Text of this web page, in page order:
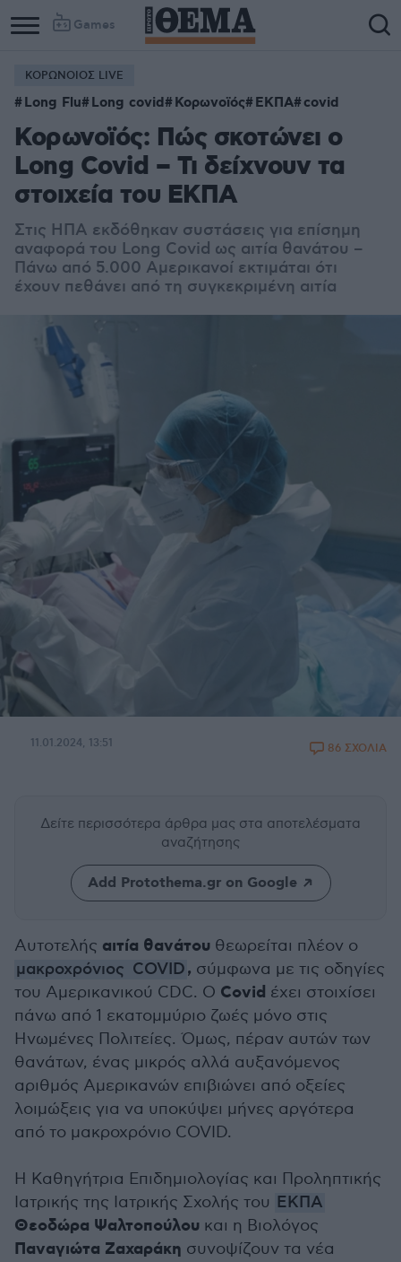
Games
ΚΟΡΩΝΟΙΟΣ LIVE
Long Flu Long covid Κορωνοϊός ΕΚΠΑ covid
Κορωνοϊός: Πώς σκοτώνει ο
Long Covid – Τι δείχνουν τα
στοιχεία του ΕΚΠΑ
Στις ΗΠΑ εκδόθηκαν συστάσεις για επίσημη
αναφορά του Long Covid ως αιτία θανάτου –
Πάνω από 5.000 Αμερικανοί εκτιμάται ότι
έχουν πεθάνει από τη συγκεκριμένη αιτία
11.01.2024, 13:51 86 ΣΧΟΛΙΑ
Δείτε περισσότερα άρθρα μας στα αποτελέσματα
αναζήτησης
Add Protothema.gr on Google
Αυτοτελής αιτία θανάτου θεωρείται πλέον ο
μακροχρόνιος COVID, σύμφωνα με τις οδηγίες
του Αμερικανικού CDC. Ο Covid έχει στοιχίσει
πάνω από 1 εκατομμύριο ζωές μόνο στις
Ηνωμένες Πολιτείες. Όμως, πέραν αυτών των
θανάτων, ένας μικρός αλλά αυξανόμενος
αριθμός Αμερικανών επιβιώνει από οξείες
λοιμώξεις για να υποκύψει μήνες αργότερα
από το μακροχρόνιο COVID.
Η Καθηγήτρια Επιδημιολογίας και Προληπτικής
Ιατρικής της Ιατρικής Σχολής του ΕΚΠΑ
Θεοδώρα Ψαλτοπούλου και η Βιολόγος
Παναγιώτα Ζαχαράκη συνοψίζουν τα νέα